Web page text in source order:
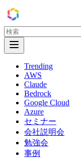
Trending
AWS
Claude
Bedrock
Google Cloud
Azure
セミナー
会社説明会
勉強会
事例